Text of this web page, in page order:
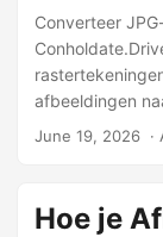
Converteer
afbeeldingen
direct in uw
June 19, 2026
Hoe je